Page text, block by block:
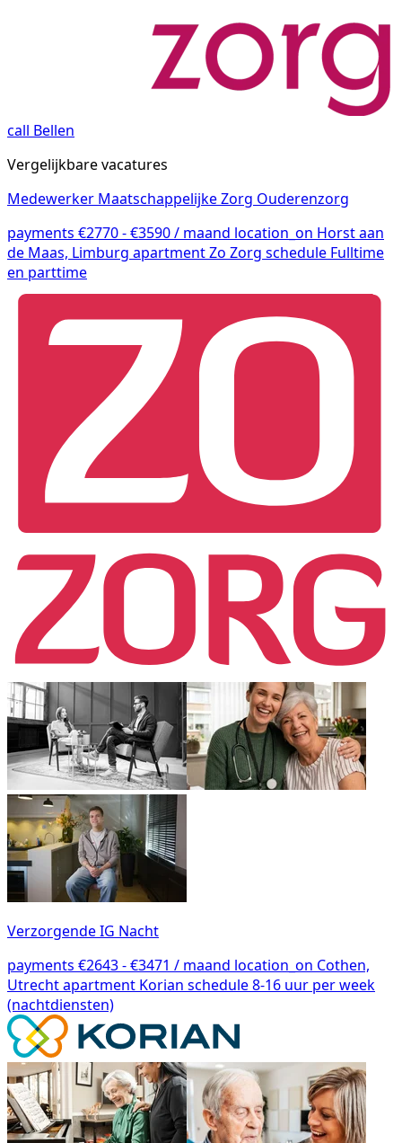
call Bellen
Vergelijkbare vacatures
Medewerker Maatschappelijke Zorg Ouderenzorg
payments €2770 - €3590 / maand location_on Horst aan
de Maas, Limburg apartmentZo Zorg schedule Fulltime
en parttime
Verzorgende IG Nacht
payments €2643 - €3471 / maand location_on Cothen,
Utrechtapartment Korian schedule8-16 uur per week
(nachtdiensten)